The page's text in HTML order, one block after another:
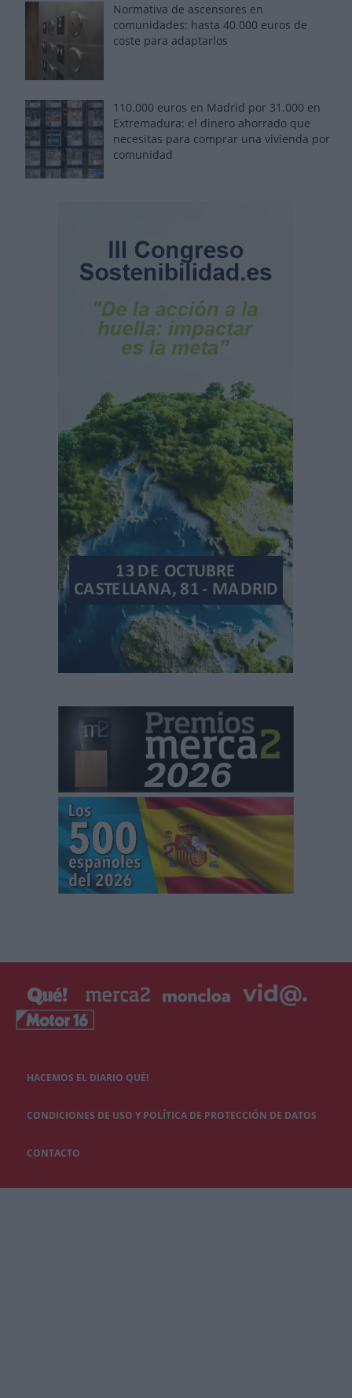
Normativa de ascensores en
comunidades: hasta 40.000 euros de
coste para adaptarlos
110.000 euros en Madrid por 31.000 en
Extremadura: el dinero ahorrado que
necesitas para comprar una vivienda por
comunidad
HACEMOS EL DIARIO QUÉ!
CONDICIONES DE USO Y POLÍTICA DE PROTECCIÓN DE DATOS
CONTACTO